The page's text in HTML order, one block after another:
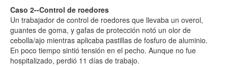
Caso 2--Control de roedores
Un trabajador de control de roedores que llevaba un overol,
guantes de goma, y gafas de protección notó un olor de
cebolla/ajo mientras aplicaba pastillas de fosfuro de aluminio.
En poco tiempo sintió tensión en el pecho. Aunque no fue
hospitalizado, perdió 11 días de trabajo.